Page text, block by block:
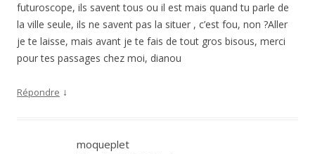
futuroscope, ils savent tous ou il est mais quand tu parle de
la ville seule, ils ne savent pas la situer , c’est fou, non ?Aller
je te laisse, mais avant je te fais de tout gros bisous, merci
pour tes passages chez moi, dianou
Répondre ↓
moqueplet